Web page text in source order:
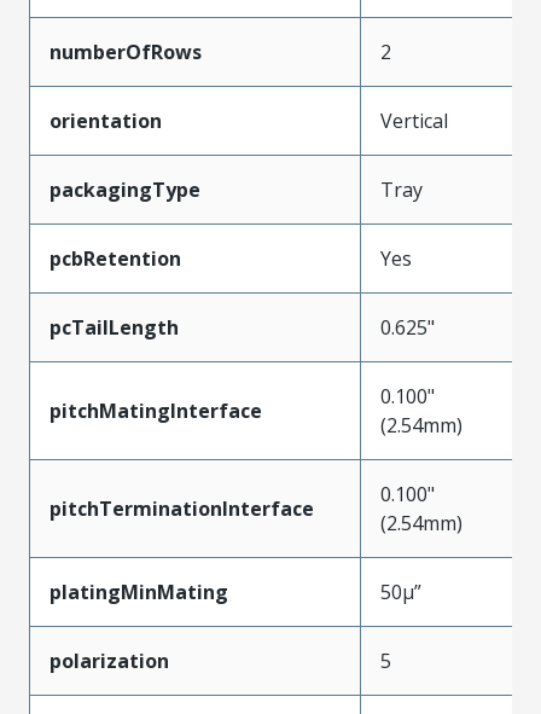
numberOfRows 2
orientation Vertical
packagingType Tray
pcbRetention Yes
pcTailLength 0.625"
pitchMatingInterface
0.100"
(2.54mm)
pitchTerminationInterface
0.100"
(2.54mm)
platingMinMating 50µ”
polarization 5